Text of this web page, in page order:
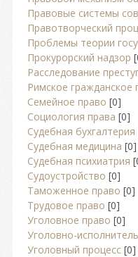
Правовые системы
Правотворческий
Проблемы теории
Прокурорский надзор
Расследование
Римское гражданское
Семейное право [0]
Социология права [0]
Судебная бухгалтерия
Судебная медицина [0]
Судебная психиатрия
Судоустройство [0]
Таможенное право [0]
Трудовое право [0]
Уголовное право [0]
Уголовно-
Уголовный процесс [0]